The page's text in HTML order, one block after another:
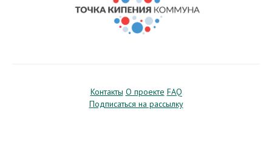
Контакты О проекте FAQ
Подписаться на рассылку